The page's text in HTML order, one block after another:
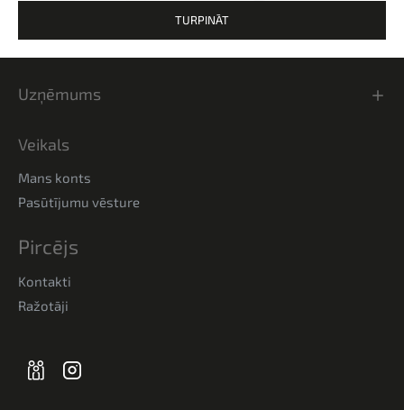
TURPINĀT
Uzņēmums
Veikals
Mans konts
Pasūtījumu vēsture
Pircējs
Kontakti
Ražotāji